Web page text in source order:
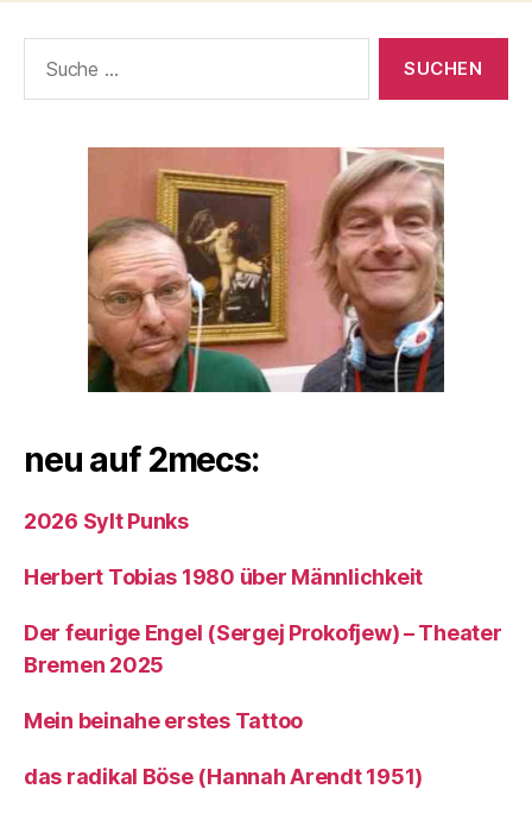
nach:
neu auf 2mecs:
2026 Sylt Punks
Herbert Tobias 1980 über Männlichkeit
Der feurige Engel (Sergej Prokofjew) – Theater
Bremen 2025
Mein beinahe erstes Tattoo
das radikal Böse (Hannah Arendt 1951)